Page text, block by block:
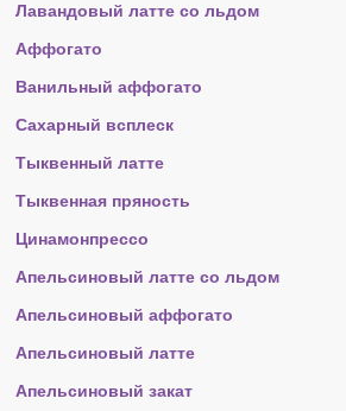
Лавандовый латте со льдом
Аффогато
Ванильный аффогато
Сахарный всплеск
Тыквенный латте
Тыквенная пряность
Цинамонпрессо
Апельсиновый латте со льдом
Апельсиновый аффогато
Апельсиновый латте
Апельсиновый закат